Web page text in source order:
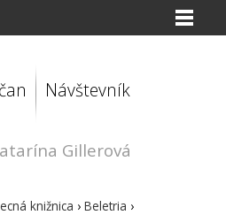
Návštevník
Gillerová
knižnica › Beletria ›